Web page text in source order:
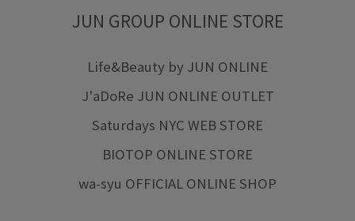
JUN GROUP ONLINE STORE
Life&Beauty by JUN ONLINE
J'aDoRe JUN ONLINE OUTLET
Saturdays NYC WEB STORE
BIOTOP ONLINE STORE
wa-syu OFFICIAL ONLINE SHOP